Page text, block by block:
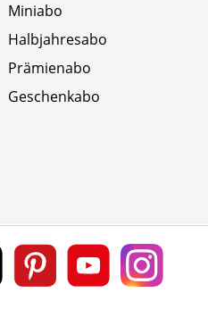
Miniabo
Halbjahresabo
Prämienabo
Geschenkabo
Lorenz
Leserservice
Lorenz
Leserservice
Lorenz
Leserservice
Lorenz